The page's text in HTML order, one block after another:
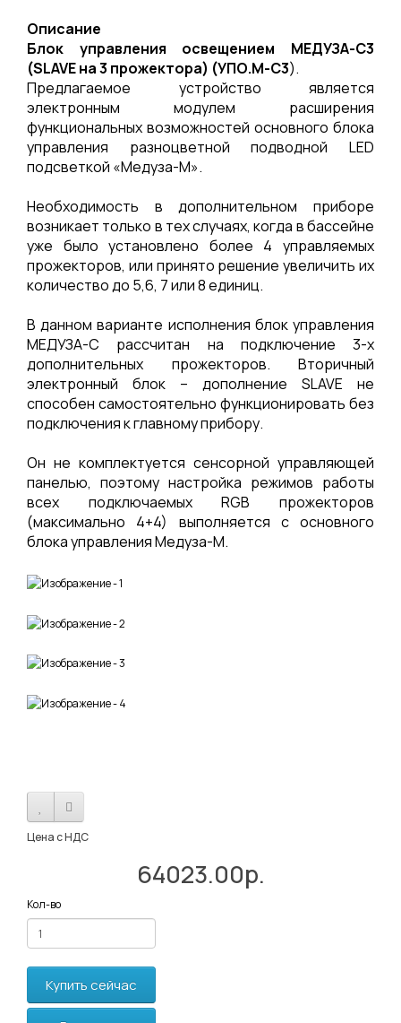
Описание
Блок управления освещением МЕДУЗА-С3
(SLAVE на 3 прожектора) (УПО.М-С3).
Предлагаемое устройство является
электронным модулем расширения
функциональных возможностей основного блока
управления разноцветной подводной LED
подсветкой «Медуза-М».
Необходимость в дополнительном приборе
возникает только в тех случаях, когда в бассейне
уже было установлено более 4 управляемых
прожекторов, или принято решение увеличить их
количество до 5,6, 7 или 8 единиц.
В данном варианте исполнения блок управления
МЕДУЗА-С рассчитан на подключение 3-х
дополнительных прожекторов. Вторичный
электронный блок – дополнение SLAVE не
способен самостоятельно функционировать без
подключения к главному прибору.
Он не комплектуется сенсорной управляющей
панелью, поэтому настройка режимов работы
всех подключаемых RGB прожекторов
(максимально 4+4) выполняется с основного
блока управления Медуза-М.
Цена с НДС
64023.00р.
Кол-во
Купить сейчас